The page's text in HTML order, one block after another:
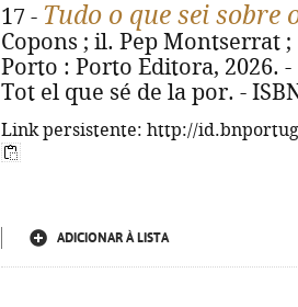
17 - Tudo o que sei sobre
Copons ; il. Pep Montserrat ;
Porto : Porto Editora, 2026.
Tot el que sé de la por. -
Link persistente: http://
ADICIONAR À LISTA